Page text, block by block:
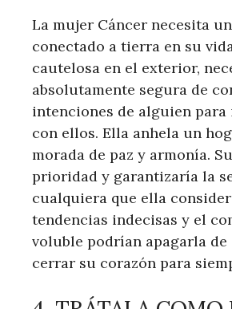
La mujer Cáncer necesita
conectado a tierra en su
cautelosa en el exterior,
absolutamente segura de
intenciones de alguien
con ellos. Ella anhela un
morada de paz y armonía.
prioridad y garantizaría la
cualquiera que ella
tendencias indecisas y el
voluble podrían apagarla
cerrar su corazón para